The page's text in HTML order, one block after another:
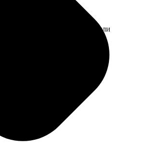
в паспортном столе приняли